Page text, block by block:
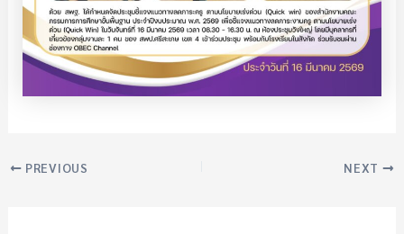
PREVIOUS NEXT